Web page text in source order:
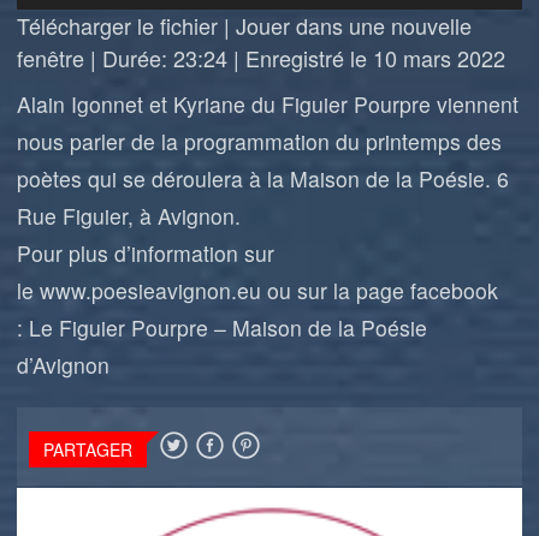
audio
Télécharger le fichier |Jouer dans une nouvelle
fenêtre | Durée: 23:24 | Enregistré le 10 mars 2022
Alain Igonnet et Kyriane du Figuier Pourpre viennent
nous parler de la programmation du printemps des
poètes qui se déroulera à la Maison de la Poésie. 6
Rue Figuier, à Avignon.
Pour plus d’information sur
lewww.poesieavignon.eu ou sur la page facebook
: Le Figuier Pourpre – Maison de la Poésie
d’Avignon
PARTAGER